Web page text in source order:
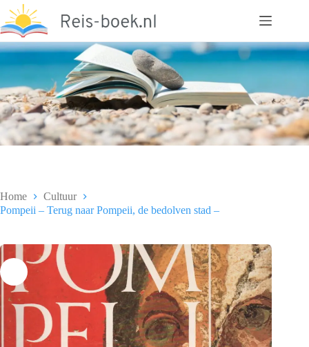
naar
de
inhoud
Home
Cultuur
Pompeii – Terug naar Pompeii, de bedolven stad –